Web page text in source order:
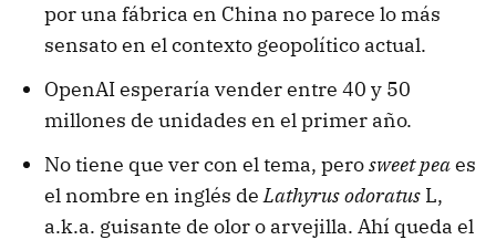
por una fábrica en China no parece lo más
sensato en el contexto geopolítico actual.
OpenAI esperaría vender entre 40 y 50
millones de unidades en el primer año.
No tiene que ver con el tema, perosweet peaes
el nombre en inglés deLathyrus odoratus L,
a.k.a. guisante de olor o arvejilla. Ahí queda el